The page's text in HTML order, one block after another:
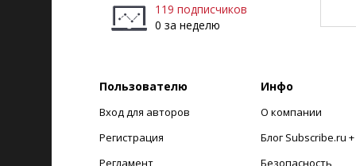
119 подписчиков
0 за неделю
Пользователю
Вход для авторов
Регистрация
Регламент
Инфо
О компании
Блог Subscribe.ru +
Безопасность